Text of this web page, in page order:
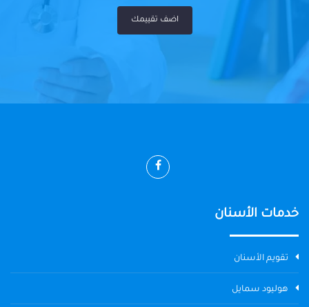
اضف تقييمك
خدمات الأسنان
تقويم الأسنان
هوليود سمايل